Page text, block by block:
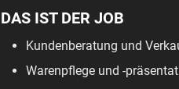
DAS IST DER JOB
Kundenberatung und
Warenpflege und -